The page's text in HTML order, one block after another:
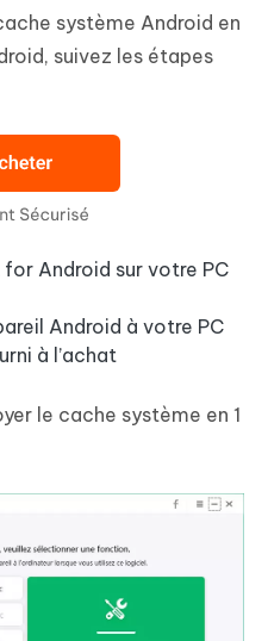
système Android en
suivez les étapes
Android sur votre PC
Android à votre PC
à l’achat
le cache système en 1